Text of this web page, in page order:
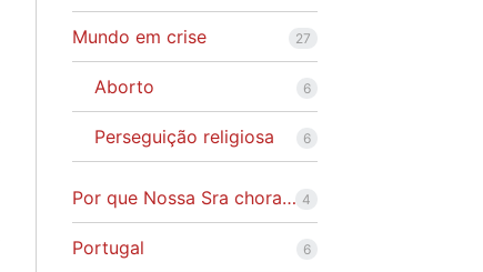
Mundo em crise 27
Aborto 6
Perseguição religiosa 6
Por que Nossa Sra chora… 4
Portugal 6